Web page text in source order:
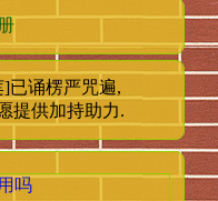
已诵楞严咒遍,
提供加持助力.
吗